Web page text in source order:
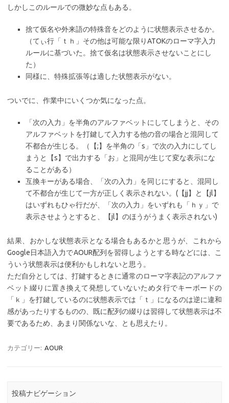
しかしこのルールでの微妙な点もある。
捨て仮名や外来語の特殊音をどのように状態表示させるか。
（てぃ行「ｔｈ」その他は可能な限りATOKのローマ字入力
ルールに基づいた。捨て仮名は状態表示させないことにし
た）
同様に、特殊拡張等は適した状態表示がない。
ついでに、作業中にいくつか気になった点。
「次の入力」を半角のアルファベットにしてしまうと、その
アルファベットを打鍵して入力する他の音の場合と混同して
不都合が生じる。（【;】を半角の「s」で次の入力にしてし
まうと【s】で出力する「お」と混同が生じて変な表示にな
ることがある）
互換キーがある場合、「次の入力」を同じにすると、混同し
て不都合が生じて一方が正しく表示されない。(【jj】と【jl】
はいずれもひゃ行だが、「次の入力」をいずれも「ｈｙ」で
表示させようとすると、【jl】のほうがうまく表示されない)
結果、おかしな状態表示となる場合もあるかと思うが、これから
Google日本語入力でAOUR配列を習得しようとする時などには、こ
ういう状態表示は便利かもしれないと思う。
ただ自分としては、打鍵するときに通常のローマ字表記のアルファ
ベット綴りに置き換えて発想していないためタ行でキーボードの
「ｋ」を打鍵しているのに状態表示では「ｔ」になるのは逆に違和
感があったりするものの、既に配列の綴りは習得して状態表示は不
要であるため、あまり関係ないな、とも思えたり。
カテゴリー: AOUR
投稿ナビゲーション